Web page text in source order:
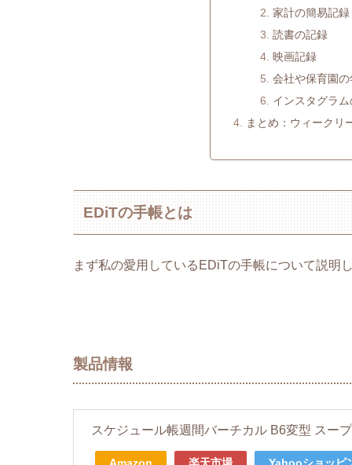
家計の簡易記録
読書の記録
映画記録
会社や保育園
インスタグラ
まとめ：ウィークリ
EDiTの手帳とは
まず私の愛用しているEDiTの手帳について説明
製品情報
スケジュール帳週間バーチカル B6変型 スー